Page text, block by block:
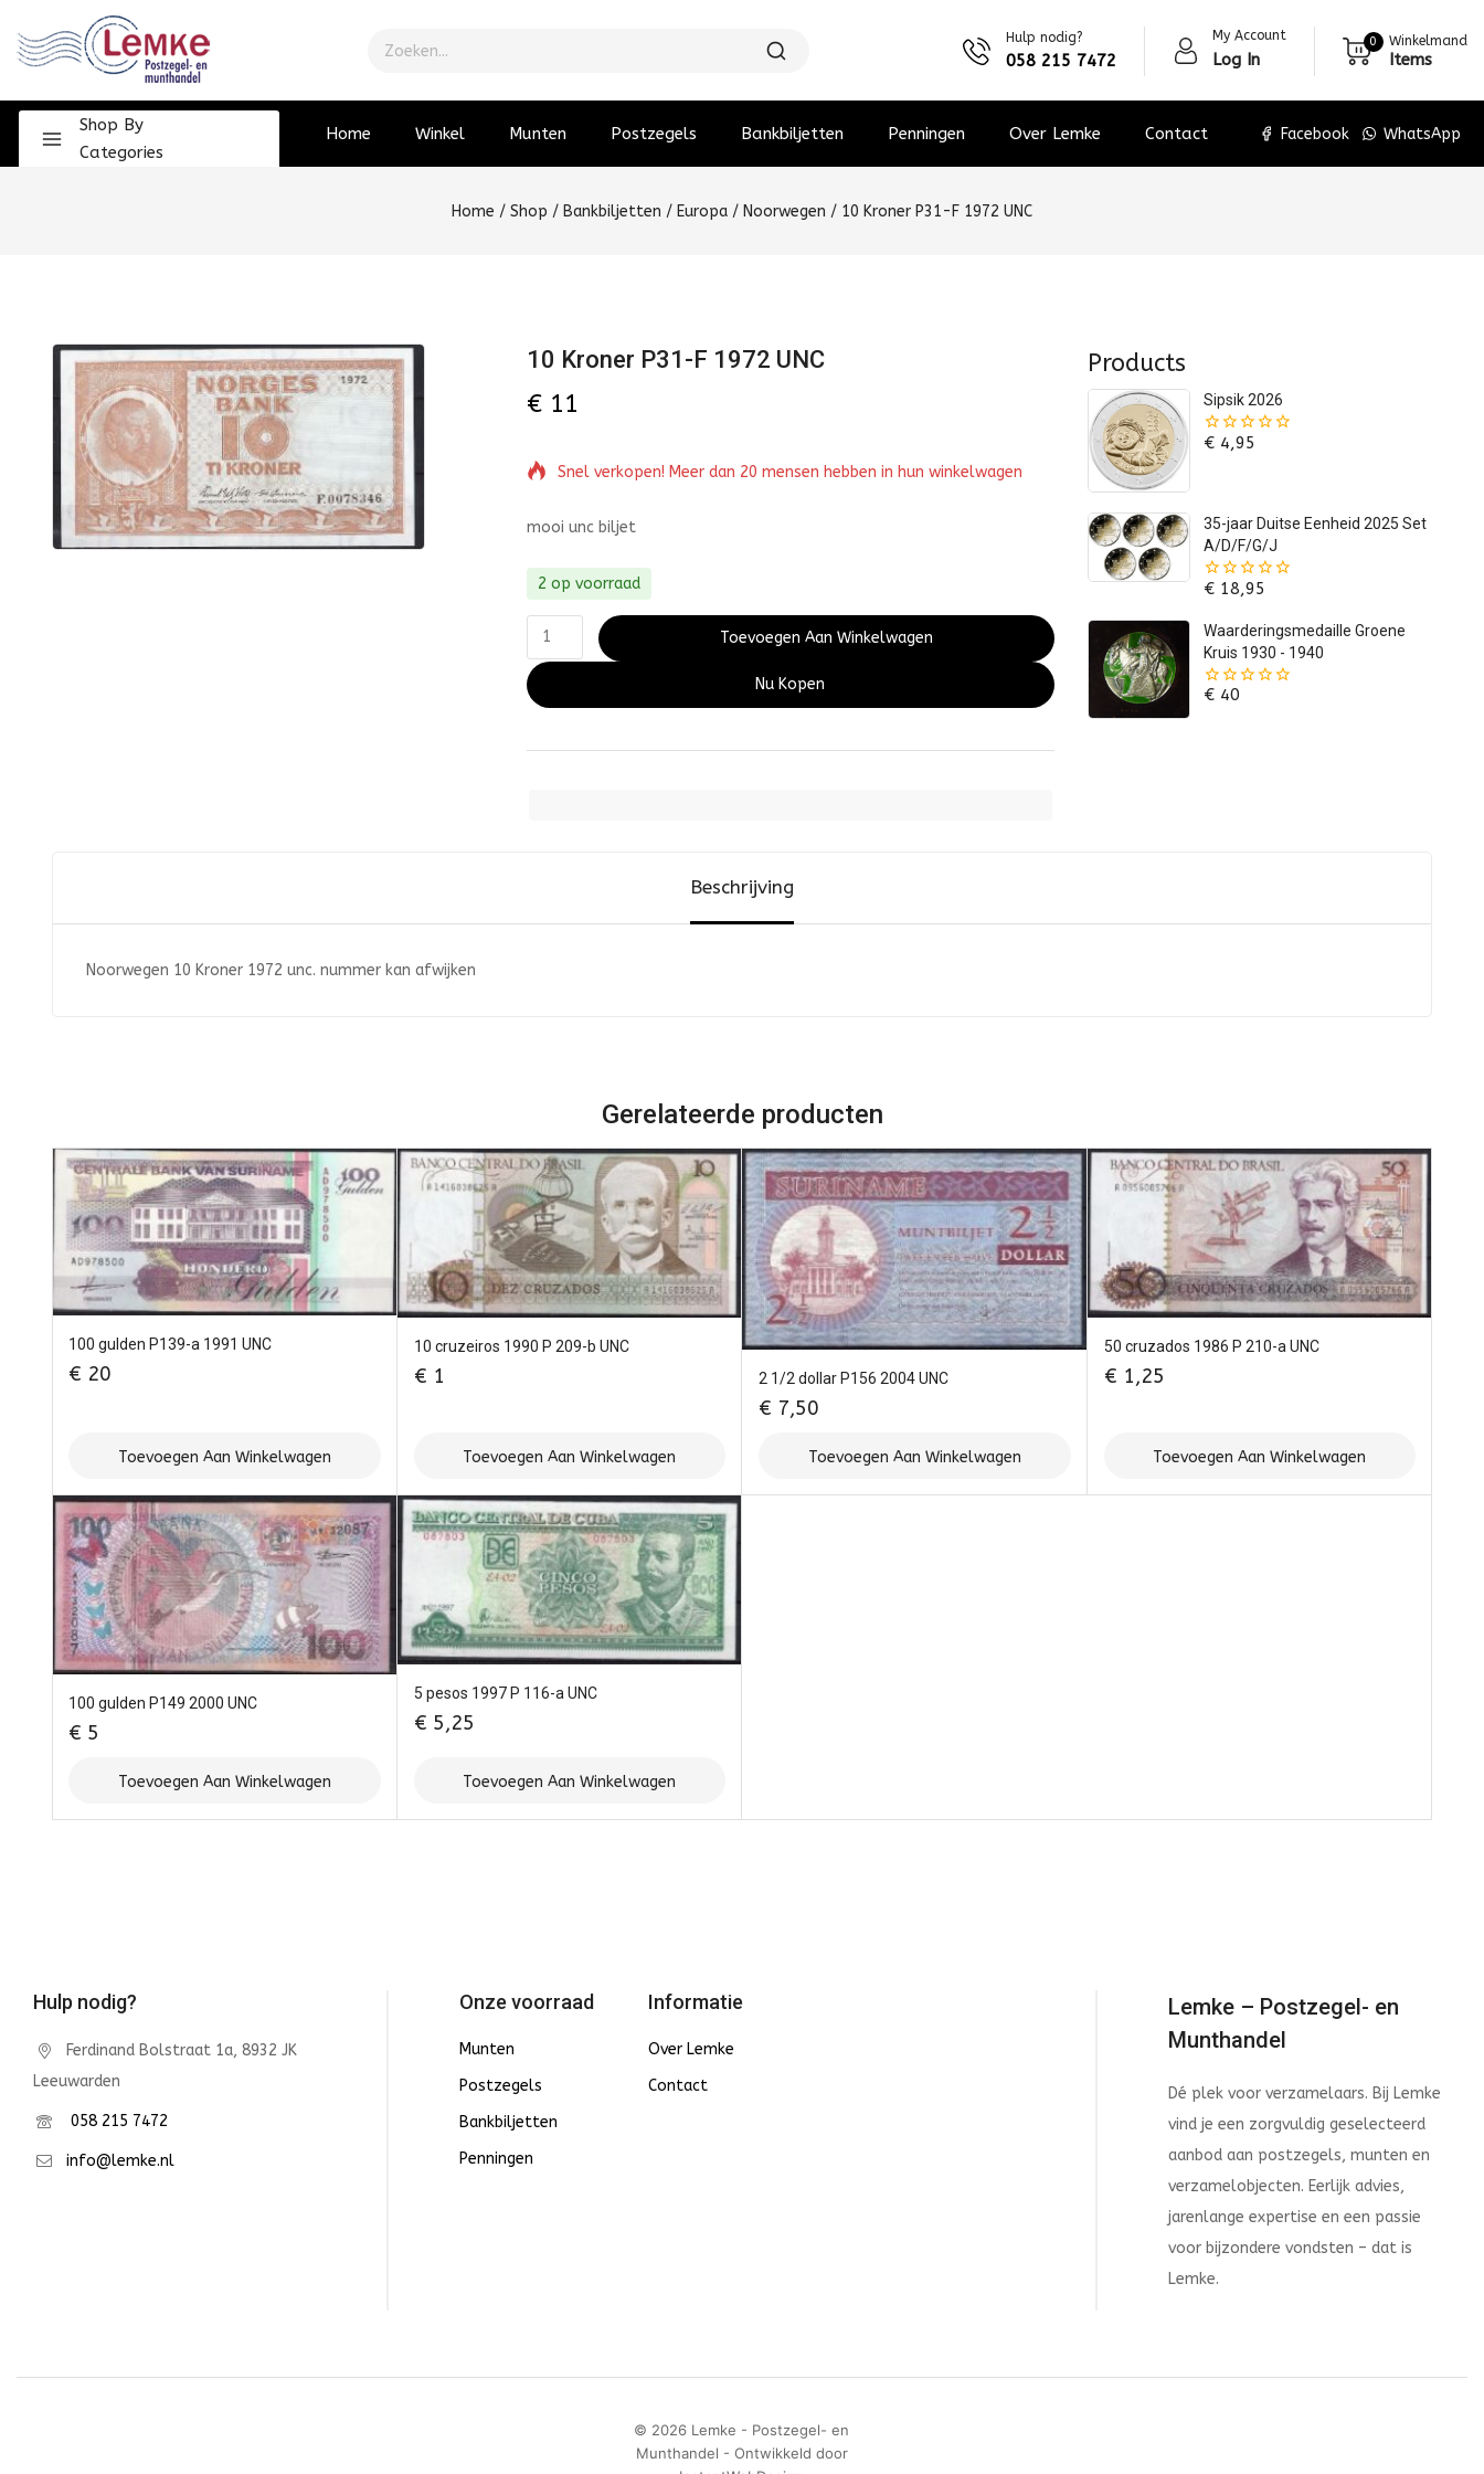
Hulp nodig?
058 215 7472
My Account
Log In
0 Winkelmand
Items
Shop By
Categories
Home Winkel Munten Postzegels Bankbiljetten Penningen Over Lemke Contact Facebook WhatsApp
Home / Shop / Bankbiljetten / Europa / Noorwegen / 10 Kroner P31-F 1972 UNC
Products
Sipsik 2026
0
€ 4,95
35-jaar Duitse Eenheid 2025 Set
A/D/F/G/J
0
de
5
€ 18,95
Waarderingsmedaille Groene
Kruis 1930 - 1940
0
€ 40
10 Kroner P31-F 1972 UNC
€ 11
Snel verkopen! Meer dan 20 mensen hebben in hun winkelwagen
mooi unc biljet
2 op voorraad
Toevoegen Aan Winkelwagen
Nu Kopen
Beschrijving
Noorwegen 10 Kroner 1972 unc. nummer kan afwijken
Gerelateerde producten
100 gulden P139-a 1991 UNC
€ 20
Toevoegen Aan Winkelwagen
10 cruzeiros 1990 P 209-b UNC
€ 1
Toevoegen Aan Winkelwagen
2 1/2 dollar P156 2004 UNC
€ 7,50
Toevoegen Aan Winkelwagen
50 cruzados 1986 P 210-a UNC
€ 1,25
Toevoegen Aan Winkelwagen
100 gulden P149 2000 UNC
€ 5
Toevoegen Aan Winkelwagen
5 pesos 1997 P 116-a UNC
€ 5,25
Toevoegen Aan Winkelwagen
Hulp nodig?
Ferdinand Bolstraat 1a, 8932 JK
Leeuwarden
058 215 7472
info@lemke.nl
Onze voorraad
Munten
Postzegels
Bankbiljetten
Penningen
Informatie
Over Lemke
Contact
Lemke – Postzegel- en
Munthandel
Dé plek voor verzamelaars. Bij Lemke
vind je een zorgvuldig geselecteerd
aanbod aan postzegels, munten en
verzamelobjecten. Eerlijk advies,
jarenlange expertise en een passie
voor bijzondere vondsten – dat is
Lemke.
© 2026 Lemke - Postzegel- en
Munthandel - Ontwikkeld door